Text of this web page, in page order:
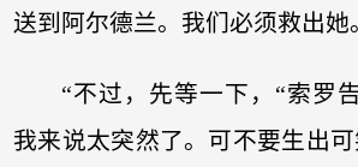
送到阿尔德兰。我们必须救出她
“不过，先等一下，“索罗
我来说太突然了。可不要生出